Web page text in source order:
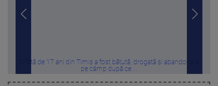
O fată de 17 ani din Timiș a fost bătută, drogată și abandonată
pe câmp după ce ...